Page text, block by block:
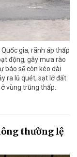
gia, rãnh áp thấp
động, gây mưa rào
báo sẽ còn kéo dài
ra lũ quét, sạt lở đất
vùng trũng thấp.
thường lệ